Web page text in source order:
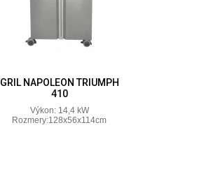
GRIL NAPOLEON TRIUMPH
410
Výkon: 14,4 kW
Rozmery:128x56x114cm